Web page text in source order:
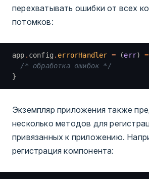
перехватывать ошибки от всех
потомков:
app . config . errorHandler = (err)
  /* обработка ошибок */
}
Экземпляр приложения также
несколько методов для
привязанных к приложению.
регистрация компонента: